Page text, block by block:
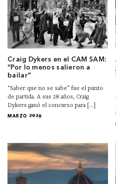
Craig Dykers en el CAM SAM:
“Por lo menos salieron a
bailar”
“Saber que no se sabe” fue el punto
de partida. A sus 28 años, Craig
Dykers ganó el concurso para [...]
MARZO 2026